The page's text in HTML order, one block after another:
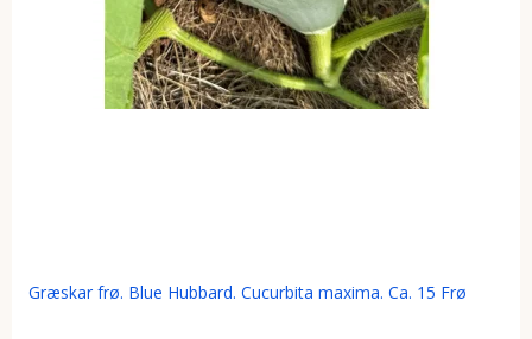
Græskar frø. Blue Hubbard. Cucurbita maxima. Ca. 15 Frø